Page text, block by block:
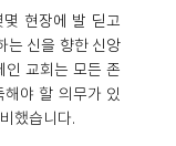
현장에 발 딛고
는 신을 향한 신앙
인 교회는 모든 존
야 할 의무가 있
했습니다.